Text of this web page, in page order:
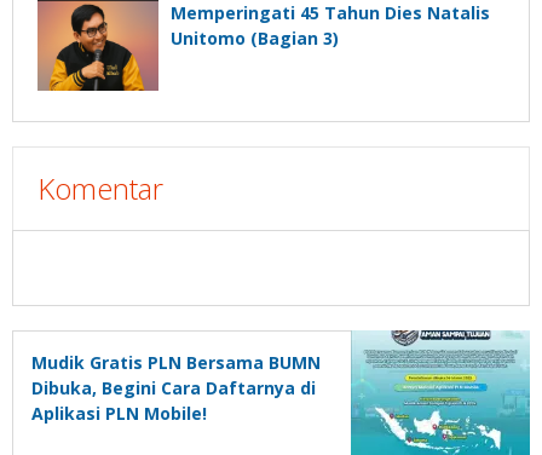
Memperingati 45 Tahun Dies Natalis
Unitomo (Bagian 3)
Komentar
Mudik Gratis PLN Bersama BUMN
Dibuka, Begini Cara Daftarnya di
Aplikasi PLN Mobile!